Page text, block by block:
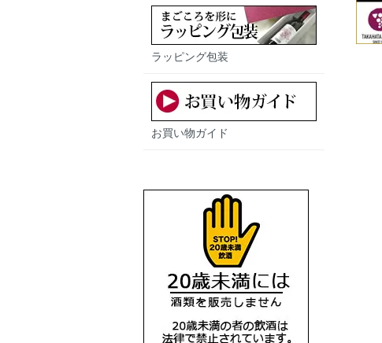
ラッピング包装
お買い物ガイド